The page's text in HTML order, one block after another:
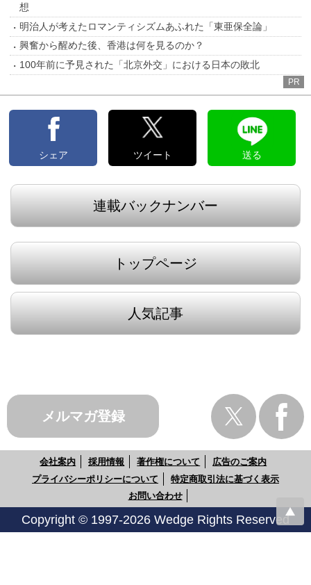
想
明治人が考えたロマンティシズムあふれた「東亜保全論」
興奮から醒めた後、香港は何を見るのか？
100年前に予見された「北京外交」における日本の敗北
PR
シェア ツイート 送る
連載バックナンバー
トップページ
人気記事
メルマガ登録
会社案内 採用情報 著作権について
広告のご案内
プライバシーポリシーについて
特定商取引法に基づく表示
お問い合わせ
Copyright © 1997-2026 Wedge Rights Reserved